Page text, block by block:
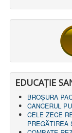
EDUCAȚIE
BROȘURA
CANCERUL
CELE ZECE
PREGĂTIREA